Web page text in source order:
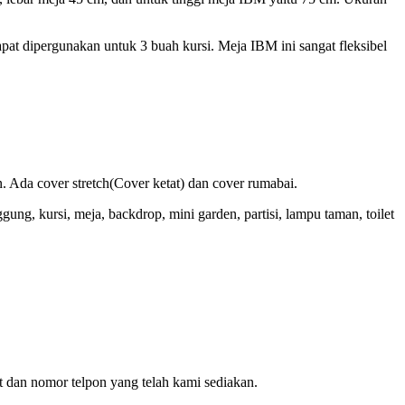
dipergunakan untuk 3 buah kursi. Meja IBM ini sangat fleksibel
cover stretch(Cover ketat) dan cover rumabai.
kursi, meja, backdrop, mini garden, partisi, lampu taman, toilet
nomor telpon yang telah kami sediakan.